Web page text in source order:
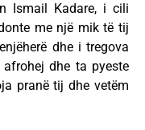
Ismail Kadare, i cili
me një mik të tij
dhe i tregova
dhe ta pyeste
pranë tij dhe vetëm